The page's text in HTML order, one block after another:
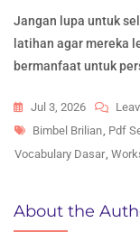
Jangan lupa untuk
latihan agar mereka
bermanfaat untuk
Jul 3, 2026
Tags
Bimbel Brilian, Pdf
Vocabulary Dasar,
About the